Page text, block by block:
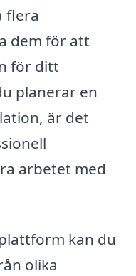
flera
dem för att
för ditt
planerar en
är det
arbetet med
kan du
olika